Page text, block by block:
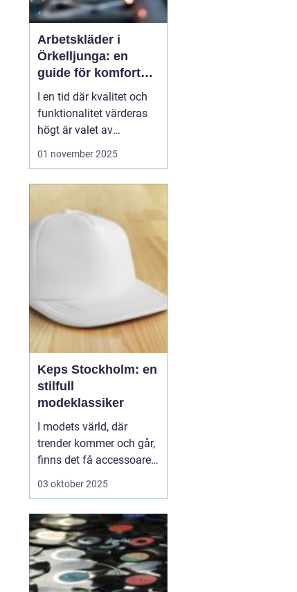
Arbetskläder i
Örkelljunga: en
guide för komfort
och säkerhet
I en tid där kvalitet och
funktionalitet värderas
högt är valet av
arbetskläder en viktig del
01 november 2025
Keps Stockholm: en
stilfull
modeklassiker
I modets värld, där
trender kommer och går,
finns det få accessoarer
som har stått emot
sportutrustning till en
stilmarkör, kepsar finns
överallt och Stockholm...
03 oktober 2025